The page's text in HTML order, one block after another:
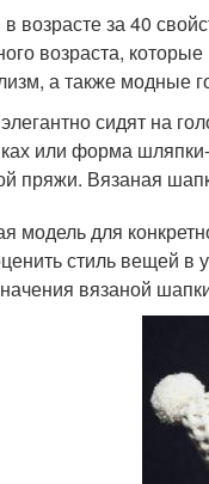
возрасте за 40
возраста,
а также модные
сидят на
или форма шляпки-
пряжи. Вязаная
модель для
стиль вещей в
вязаной